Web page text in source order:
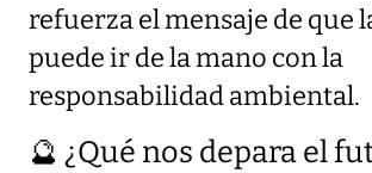
refuerza el mensaje de que
puede ir de la mano con la
responsabilidad ambiental.
🔮 ¿Qué nos depara el